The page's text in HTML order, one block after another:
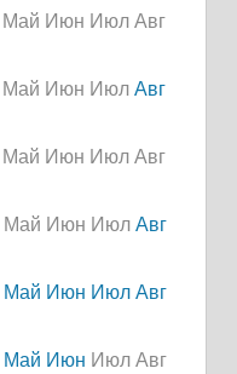
Май Июн Июл Авг
Май Июн Июл Авг
Май Июн Июл Авг
Май Июн Июл Авг
Май Июн Июл Авг
Май Июн Июл Авг